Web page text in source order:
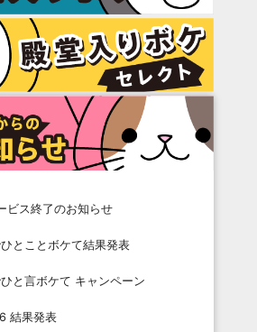
ビス終了のお知らせ
とことボケて結果発表
と言ボケて キャンペーン
結果発表